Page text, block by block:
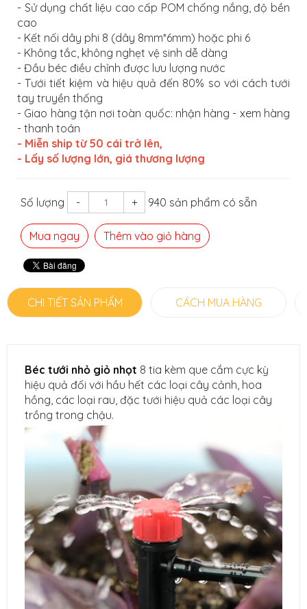
- Sử dụng chất liệu cao cấp POM chống nắng, độ bền
cao
- Kết nối dây phi 8 (dây 8mm*6mm) hoặc phi 6
- Không tắc, không nghẹt vệ sinh dễ dàng
- Đầu béc điều chỉnh được lưu lượng nước
- Tưới tiết kiệm và hiệu quả đến 80% so với cách tưới
tay truyền thống
- Giao hàng tận nơi toàn quốc: nhận hàng - xem hàng
- thanh toán
- Miễn ship từ 50 cái trở lên,
- Lấy số lượng lớn, giá thương lượng
Số lượng - + 940 sản phẩm có sẵn
Mua ngay Thêm vào giỏ hàng
CHI TIẾT SẢN PHẨM CÁCH MUA HÀNG
Béc tưới nhỏ giỏ nhọt 8 tia kèm que cắm cực kỳ
hiệu quả đối với hầu hết các loại cây cảnh, hoa
hồng, các loại rau, đặc tưới hiệu quả các loại cây
trồng trong chậu.